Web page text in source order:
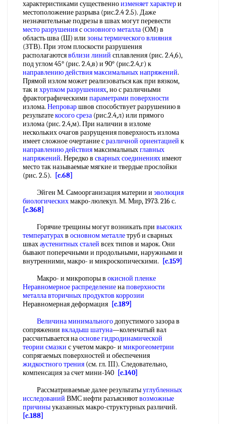
характеристиками существенноизменяет характери
местоположение разрыва (рис.2.4 2.5). Даже
незначительные подрезы в швах могут перевести
место разрушениясосновного металла (ОМ) в
область шва (Ш) или зоны термического влияния
(ЗТВ). При этом плоскости разрушения
располагаютсявблизи линий сплавления (рис. 2.4,6),
под углом 45° (рис. 2.4,в) и 90° (рис.2.4,г) к
направлению действиямаксимальных напряжений.
Прямой излом может реализоваться как при вязком,
так и хрупком разрушениях, но с различными
фрактографическими параметрами поверхности
излома. Непроваршвов способствует разрушению в
результатекосого среза (рис.2.4,л) или прямого
излома (рис. 2.4,м). При наличии в изломе
нескольких очагов разрущения поверхность излома
имеет сложное очертание сразличной ориентацией к
направлению действиямаксимальныхглавных
напряжений. Нередко в сварных соединенияхимеют
место так называемые мягкие и твердые прослойки
(рис. 2.5).
[c.68]
Эйген М. Самоорганизация материи и эволюция
биологическихмакро-люлекул. М. Мир, 1973. 216 с.
[c.368]
Горячие трещины могут возникать при высоких
температурахв основном металлетруб и сварных
швахаустенитных сталей всех типов и марок. Они
бывают поперечными и продольными, наружными и
внутренними, макро- и микроскопическими.
[c.159]
Макро- и микропоры в окисной пленке
Неравномерное распределениенаповерхности
металлавторичных продуктов коррозии
Неравномерная деформация [c.189]
Величина минимальногодопустимого зазора в
сопряжении вкладыш шатуна—коленчатый вал
рассчитывается наоснове гидродинамической
теории смазки с учетом макро- и микрогеометрии
сопрягаемых поверхностей и обеспечения
жидкостного трения (см. гл. III). Следовательно,
компенсация за счет мини-140 [c.140]
Рассматриваемые далее результатыуглубленных
исследований ВМС нефти разъясняютвозможные
причиныуказанных макро-структурных различий.
[c.188]